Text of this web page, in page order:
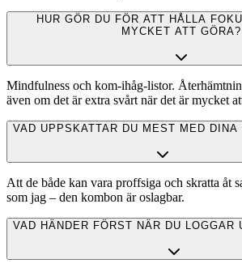
HUR GÖR DU FÖR ATT HÅLLA
MYCKET ATT GÖRA?
Mindfulness och kom-ihåg-listor.
även om det är extra svårt när det är mycket
VAD UPPSKATTAR DU MEST MED DINA
Att de både kan vara proffsiga och skratta åt
som jag – den kombon är oslagbar.
VAD HÄNDER FÖRST NÄR DU LOGGAR